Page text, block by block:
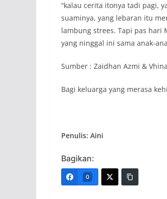
“kalau cerita itonya tadi pagi,
suaminya, yang lebaran itu
lambung strees. Tapi pas
yang ninggal ini sama anak-
Sumber : Zaidhan Azmi &
Bagi keluarga yang merasa
Penulis: Aini
Bagikan:
0